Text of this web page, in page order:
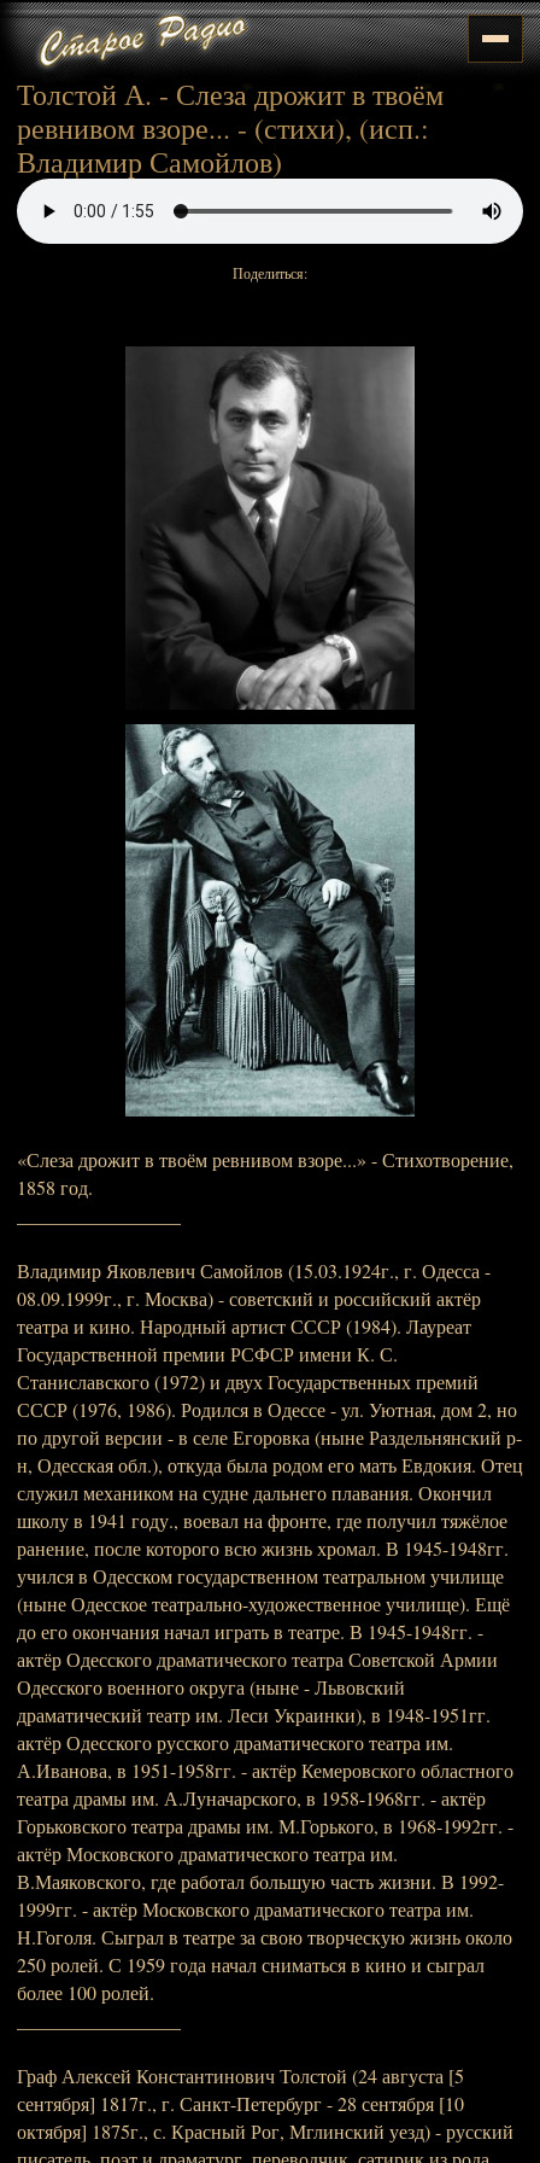
Толстой А. - Слеза дрожит в твоём
ревнивом взоре... - (стихи), (исп.:
Владимир Самойлов)
Поделиться:
«Слеза дрожит в твоём ревнивом взоре...» - Стихотворение,
1858 год.
Владимир Яковлевич Самойлов (15.03.1924г., г. Одесса -
08.09.1999г., г. Москва) - советский и российский актёр
театра и кино. Народный артист СССР (1984). Лауреат
Государственной премии РСФСР имени К. С.
Станиславского (1972) и двух Государственных премий
СССР (1976, 1986). Родился в Одессе - ул. Уютная, дом 2, но
по другой версии - в селе Егоровка (ныне Раздельнянский р-
н, Одесская обл.), откуда была родом его мать Евдокия. Отец
служил механиком на судне дальнего плавания. Окончил
школу в 1941 году., воевал на фронте, где получил тяжёлое
ранение, после которого всю жизнь хромал. В 1945-1948гг.
учился в Одесском государственном театральном училище
(ныне Одесское театрально-художественное училище). Ещё
до его окончания начал играть в театре. В 1945-1948гг. -
актёр Одесского драматического театра Советской Армии
Одесского военного округа (ныне - Львовский
драматический театр им. Леси Украинки), в 1948-1951гг.
актёр Одесского русского драматического театра им.
А.Иванова, в 1951-1958гг. - актёр Кемеровского областного
театра драмы им. А.Луначарского, в 1958-1968гг. - актёр
Горьковского театра драмы им. М.Горького, в 1968-1992гг. -
актёр Московского драматического театра им.
В.Маяковского, где работал большую часть жизни. В 1992-
1999гг. - актёр Московского драматического театра им.
Н.Гоголя. Сыграл в театре за свою творческую жизнь около
250 ролей. С 1959 года начал сниматься в кино и сыграл
более 100 ролей.
Граф Алексей Константинович Толстой (24 августа [5
сентября] 1817г., г. Санкт-Петербург - 28 сентября [10
октября] 1875г., с. Красный Рог, Мглинский уезд) - русский